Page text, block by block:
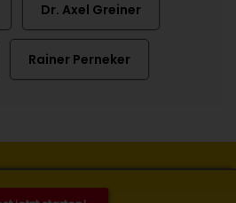
Dr. Axel Greiner
Rainer Perneker